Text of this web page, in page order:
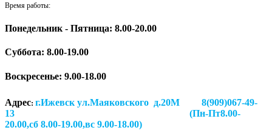
Время работы:
Понедельник - Пятница: 8.00-20.00
Суббота: 8.00-19.00
Воскресенье: 9.00-18.00
Адрес: г.Ижевск ул.Маяковского д.20М 8(909)067-49-
13 (Пн-Пт8.00-
20.00,сб 8.00-19.00,вс 9.00-18.00)